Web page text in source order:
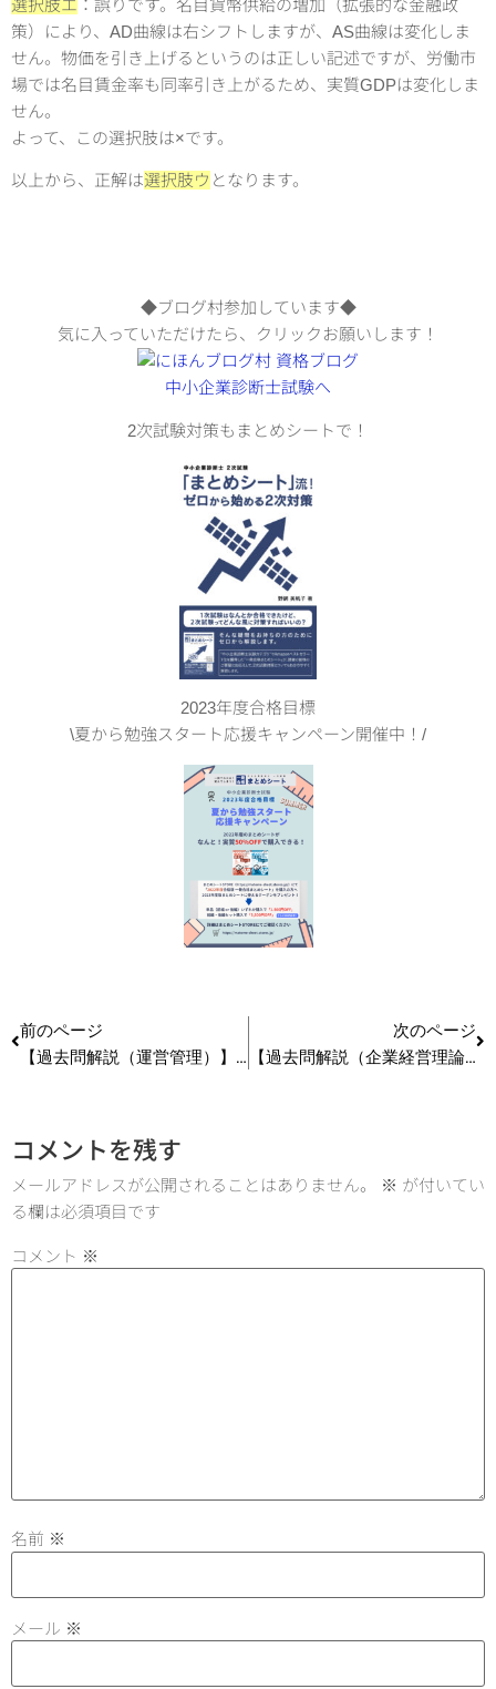
選択肢エ ：誤りです。名目貨幣供給の増加（拡張的な金融政
策）により、AD曲線は右シフトしますが、AS曲線は変化しま
せん。物価を引き上げるというのは正しい記述ですが、労働市
場では名目賃金率も同率引き上がるため、実質GDPは変化しま
せん。
よって、この選択肢は×です。
以上から、正解は選択肢ウ となります。
◆ブログ村参加しています◆
気に入っていただけたら、クリックお願いします！
2次試験対策もまとめシートで！
2023年度合格目標
\夏から勉強スタート応援キャンペーン開催中！/
前のページ
【過去問解説（運営管理）】R4 第28問(2) 販売関連用語
次のページ
【過去問解説（企業経営理論）】R4 第25問 労働者災害補償保険法
コメントを残す
メールアドレスが公開されることはありません。 ※ が付いてい
る欄は必須項目です
コメント ※
名前 ※
メール ※